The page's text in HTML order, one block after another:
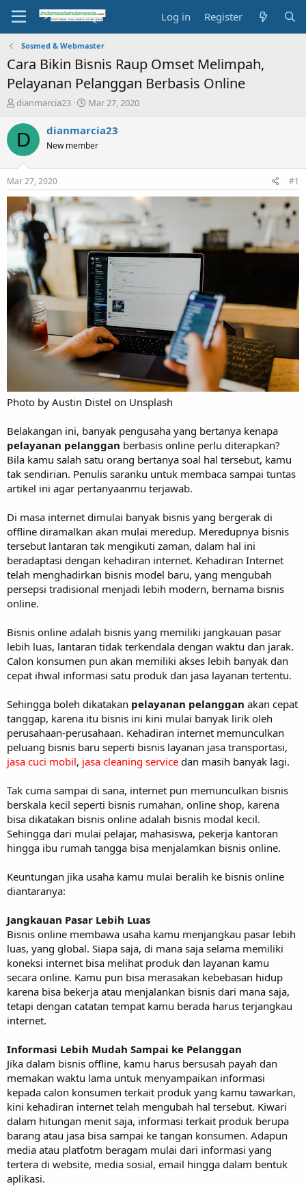
Log in Register
Sosmed & Webmaster
Cara Bikin Bisnis Raup Omset Melimpah,
Pelayanan Pelanggan Berbasis Online
T
r
a
t
a
r
t
e
r
dianmarcia23
S
a
t
e
Mar 27, 2020
D dianmarcia23
New member
Mar 27, 2020 #1
Photo by Austin Distel on Unsplash
Belakangan ini, banyak pengusaha yang bertanya kenapa
pelayanan pelanggan berbasis online perlu diterapkan?
Bila kamu salah satu orang bertanya soal hal tersebut, kamu
tak sendirian. Penulis saranku untuk membaca sampai tuntas
artikel ini agar pertanyaanmu terjawab.
Di masa internet dimulai banyak bisnis yang bergerak di
offline diramalkan akan mulai meredup. Meredupnya bisnis
tersebut lantaran tak mengikuti zaman, dalam hal ini
beradaptasi dengan kehadiran internet. Kehadiran Internet
telah menghadirkan bisnis model baru, yang mengubah
persepsi tradisional menjadi lebih modern, bernama bisnis
online.
Bisnis online adalah bisnis yang memiliki jangkauan pasar
lebih luas, lantaran tidak terkendala dengan waktu dan jarak.
Calon konsumen pun akan memiliki akses lebih banyak dan
cepat ihwal informasi satu produk dan jasa layanan tertentu.
Sehingga boleh dikatakan pelayanan pelanggan akan cepat
tanggap, karena itu bisnis ini kini mulai banyak lirik oleh
perusahaan-perusahaan. Kehadiran internet memunculkan
peluang bisnis baru seperti bisnis layanan jasa transportasi,
jasa cuci mobil, jasa cleaning service dan masih banyak lagi.
Tak cuma sampai di sana, internet pun memunculkan bisnis
berskala kecil seperti bisnis rumahan, online shop, karena
bisa dikatakan bisnis online adalah bisnis modal kecil.
Sehingga dari mulai pelajar, mahasiswa, pekerja kantoran
hingga ibu rumah tangga bisa menjalamkan bisnis online.
Keuntungan jika usaha kamu mulai beralih ke bisnis online
diantaranya:
Jangkauan Pasar Lebih Luas
Bisnis online membawa usaha kamu menjangkau pasar lebih
luas, yang global. Siapa saja, di mana saja selama memiliki
koneksi internet bisa melihat produk dan layanan kamu
secara online. Kamu pun bisa merasakan kebebasan hidup
karena bisa bekerja atau menjalankan bisnis dari mana saja,
tetapi dengan catatan tempat kamu berada harus terjangkau
internet.
Informasi Lebih Mudah Sampai ke Pelanggan
Jika dalam bisnis offline, kamu harus bersusah payah dan
memakan waktu lama untuk menyampaikan informasi
kepada calon konsumen terkait produk yang kamu tawarkan,
kini kehadiran internet telah mengubah hal tersebut. Kiwari
dalam hitungan menit saja, informasi terkait produk berupa
barang atau jasa bisa sampai ke tangan konsumen. Adapun
media atau platfotm beragam mulai dari informasi yang
tertera di website, media sosial, email hingga dalam bentuk
aplikasi.